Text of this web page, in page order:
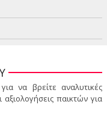
να βρείτε αναλυτικές
παικτών για